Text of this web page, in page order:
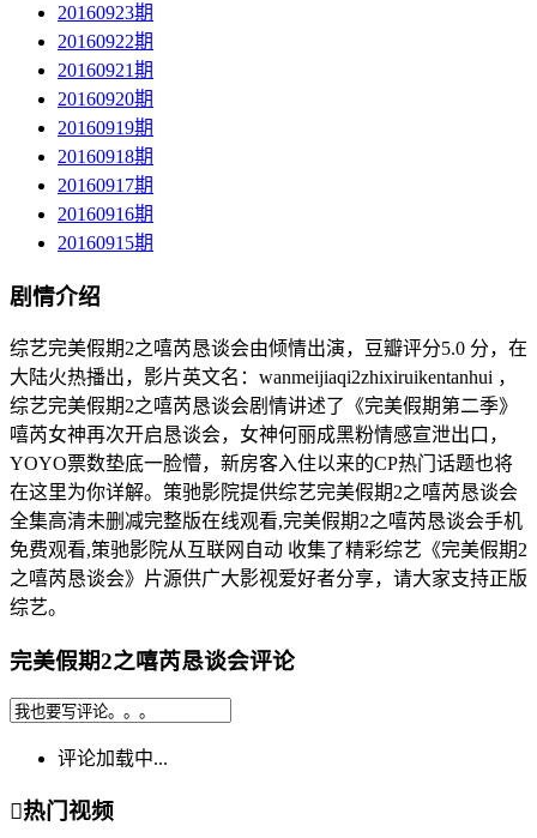
20160923期
20160922期
20160921期
20160920期
20160919期
20160918期
20160917期
20160916期
20160915期
剧情介绍
综艺完美假期2之嘻芮恳谈会由倾情出演，豆瓣评分5.0 分，在
大陆火热播出，影片英文名：wanmeijiaqi2zhixiruikentanhui ，
综艺完美假期2之嘻芮恳谈会剧情讲述了《完美假期第二季》
嘻芮女神再次开启恳谈会，女神何丽成黑粉情感宣泄出口，
YOYO票数垫底一脸懵，新房客入住以来的CP热门话题也将
在这里为你详解。策驰影院提供综艺完美假期2之嘻芮恳谈会
全集高清未删减完整版在线观看,完美假期2之嘻芮恳谈会手机
免费观看,策驰影院从互联网自动 收集了精彩综艺《完美假期2
之嘻芮恳谈会》片源供广大影视爱好者分享，请大家支持正版
综艺。
完美假期2之嘻芮恳谈会评论
评论加载中...
热门视频